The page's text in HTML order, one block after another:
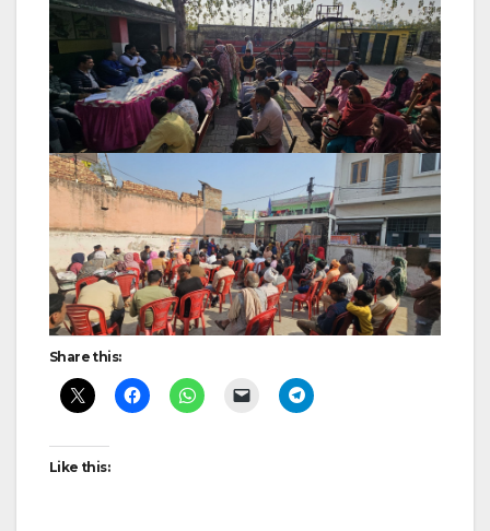
Share this:
Like this: